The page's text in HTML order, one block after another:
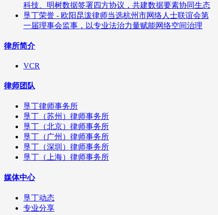
科技、明树数据签署四方协议，共建数据要素协同生态
垦丁荣誉 - 欧阳昆泼律师当选杭州市网络人士联谊会第
一届理事会监事，以专业法治力量赋能网络空间治理
律所简介
VCR
律师团队
垦丁律师事务所
垦丁（苏州）律师事务所
垦丁（北京）律师事务所
垦丁（广州）律师事务所
垦丁（深圳）律师事务所
垦丁（上海）律师事务所
媒体中心
垦丁动态
专业分享